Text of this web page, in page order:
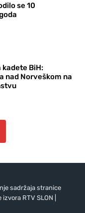
se 10
kadete BiH:
nad Norveškom na
sadržaja stranice
RTV SLON |